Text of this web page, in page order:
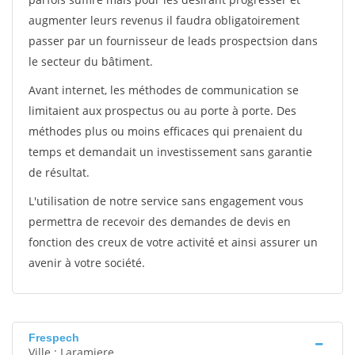
augmenter leurs revenus il faudra obligatoirement
passer par un fournisseur de leads prospectsion dans
le secteur du bâtiment.
Avant internet, les méthodes de communication se
limitaient aux prospectus ou au porte à porte. Des
méthodes plus ou moins efficaces qui prenaient du
temps et demandait un investissement sans garantie
de résultat.
L'utilisation de notre service sans engagement vous
permettra de recevoir des demandes de devis en
fonction des creux de votre activité et ainsi assurer un
avenir à votre société.
Frespech